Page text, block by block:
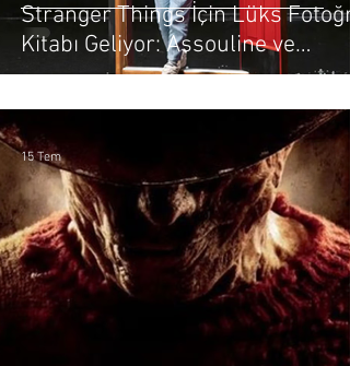
Stranger Things İçin Lüks
Kitabı Geliyor: Assouline ve
Netflix’ten Özel İş Birliği
15 Tem